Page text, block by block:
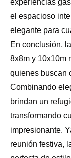
experiencias
el espacioso
elegante para
En conclusión,
8x8m y 10x10m
quienes buscan
Combinando
brindan un
transformando
impresionante.
reunión festiva,